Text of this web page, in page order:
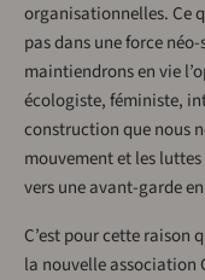
organisationnelles. Ce
pas dans une force
maintiendrons en vie
écologiste, féministe,
construction que nous
mouvement et les
vers une avant-garde
C’est pour cette raison
la nouvelle association